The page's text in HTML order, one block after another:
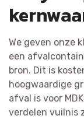
We geven onze
een
bron. Dit is
hoogwaardige
afval is voor
verdelen vuilnis